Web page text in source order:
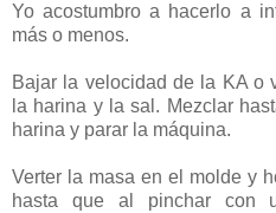
Yo acostumbro a hacerlo a
más o menos.
Bajar la velocidad de la KA o
la harina y la sal. Mezclar
harina y parar la máquina.
Verter la masa en el molde y
hasta que al pinchar con